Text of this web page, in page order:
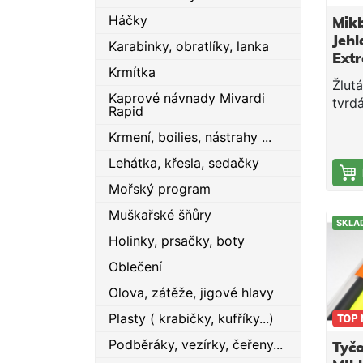
Háčky
Karabinky, obratlíky, lanka
Krmítka
Kaprové návnady Mivardi
Rapid
Krmení, boilies, nástrahy ...
Lehátka, křesla, sedačky
Mořský program
Muškařské šňůry
Holinky, prsačky, boty
Oblečení
Olova, zátěže, jigové hlavy
Plasty ( krabičky, kufříky...)
Podběráky, vezírky, čeřeny...
Bez
má
něm
a
na